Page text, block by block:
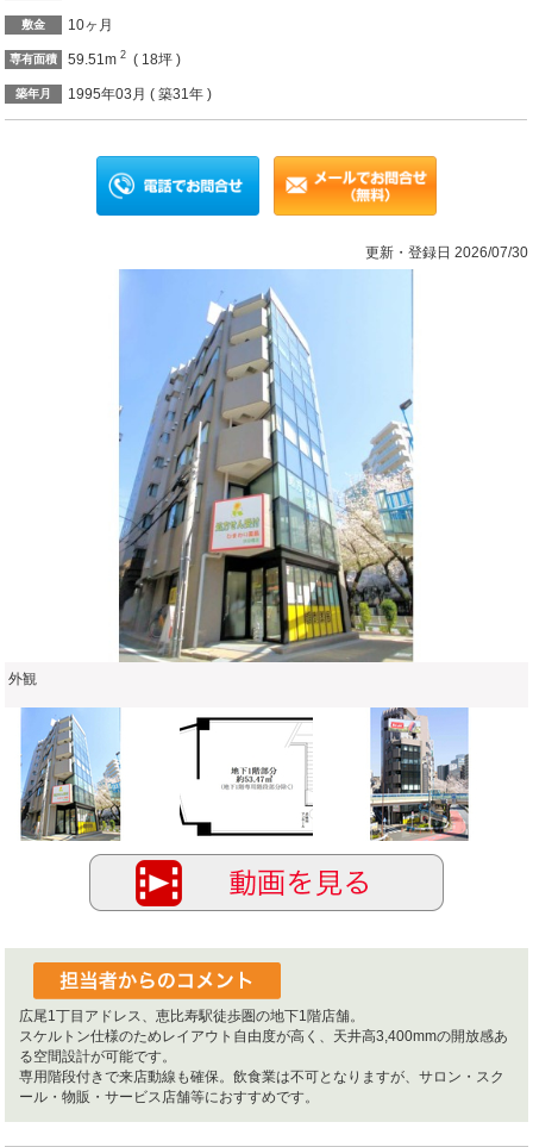
敷金 10ヶ月
専有面積 59.51m2 ( 18坪 )
築年月 1995年03月 ( 築31年 )
更新・登録日 2026/07/30
Previous
外観
広尾1丁目アドレス、恵比寿駅徒歩圏の地下1階店舗。
スケルトン仕様のためレイアウト自由度が高く、天井高3,400mmの開放感あ
る空間設計が可能です。
専用階段付きで来店動線も確保。飲食業は不可となりますが、サロン・スク
ール・物販・サービス店舗等におすすめです。